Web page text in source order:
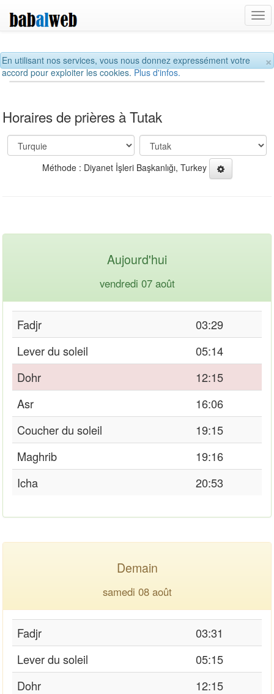
×
En utilisant nos services, vous nous donnez expressément votre
accord pour exploiter les cookies.Plus d'infos.
Horaires de prières à Tutak
Méthode : Diyanet İşleri Başkanlığı, Turkey
Aujourd'hui
vendredi 07 août
Fadjr
03:29
Lever du soleil
05:14
Dohr
12:15
Asr
16:06
Coucher du soleil
19:15
Maghrib
19:16
Icha
20:53
Demain
samedi 08 août
Fadjr
03:31
Lever du soleil
05:15
Dohr
12:15